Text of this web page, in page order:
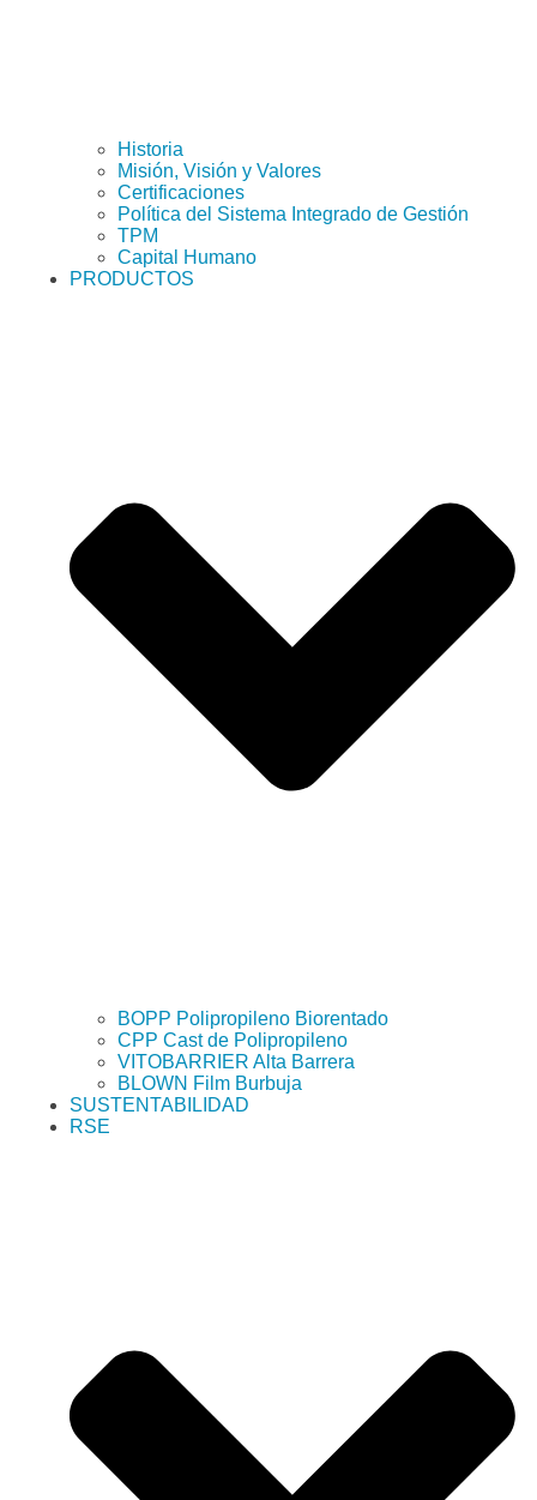
Historia
Misión, Visión y Valores
Certificaciones
Política del Sistema Integrado de Gestión
TPM
Capital Humano
PRODUCTOS
BOPP Polipropileno Biorentado
CPP Cast de Polipropileno
VITOBARRIER Alta Barrera
BLOWN Film Burbuja
SUSTENTABILIDAD
RSE